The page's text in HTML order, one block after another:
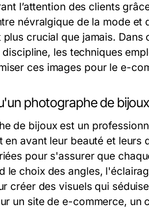
l’attention des clients
névralgique de la mode et
crucial que jamais.
les techniques
ces images pour le e-
photographe de
de bijoux est un
en avant leur beauté et leurs
pour s'assurer que
le choix des angles,
créer des visuels qui
un site de e-commerce, un